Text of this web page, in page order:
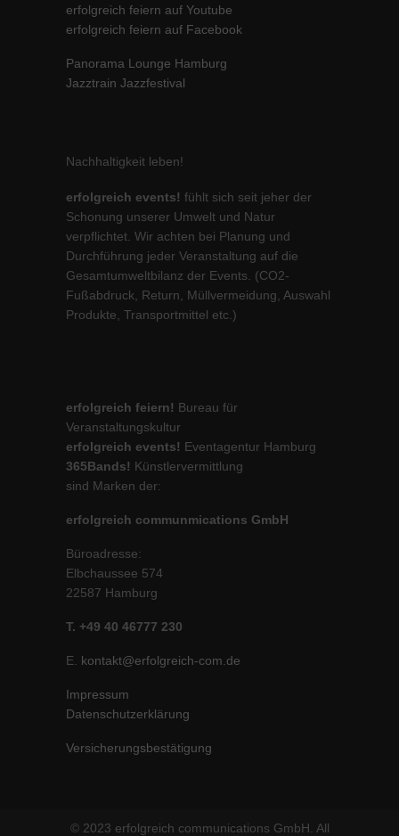
erfolgreich feiern auf Youtube
erfolgreich feiern auf Facebook
Panorama Lounge Hamburg
Jazztrain Jazzfestival
Nachhaltigkeit leben!
erfolgreich events! fühlt sich seit jeher der
Schonung unserer Umwelt und Natur
verpflichtet. Wir achten bei Planung und
Durchführung jeder Veranstaltung auf die
Gesamtumweltbilanz der Events. (CO2-
Fußabdruck, Return, Müllvermeidung, Auswahl
Produkte, Transportmittel etc.)
erfolgreich feiern! Bureau für
Veranstaltungskultur
erfolgreich events! Eventagentur Hamburg
365Bands! Künstlervermittlung
sind Marken der:
erfolgreich communmications GmbH
Büroadresse:
Elbchaussee 574
22587 Hamburg
T. +49 40 46777 230
E. kontakt@erfolgreich-com.de
Impressum
Datenschutzerklärung
Versicherungsbestätigung
© 2023 erfolgreich communications GmbH. All